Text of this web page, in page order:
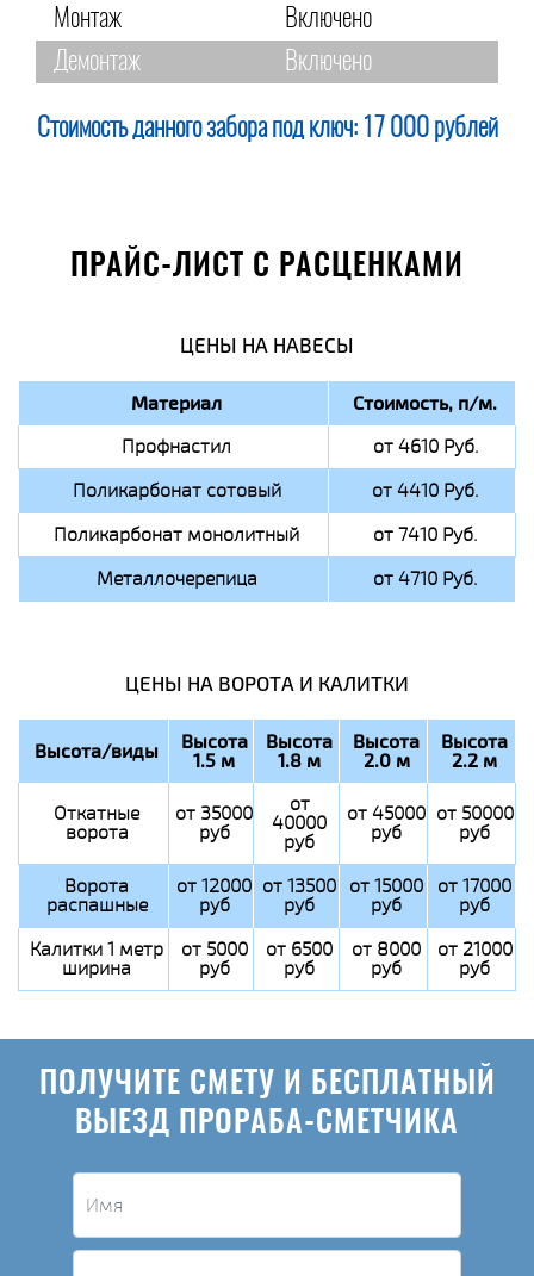
Монтаж
Включено
Демонтаж
Включено
Стоимость данного забора под ключ: 17 000 рублей
ПРАЙС-ЛИСТ С РАСЦЕНКАМИ
ЦЕНЫ НА НАВЕСЫ
Материал Стоимость, п/м.
Профнастил
от 4610 Руб.
Поликарбонат сотовый
от 4410 Руб.
Поликарбонат монолитный
от 7410 Руб.
Металлочерепица
от 4710 Руб.
ЦЕНЫ НА ВОРОТА И КАЛИТКИ
Высота/виды Высота
1.5 м
Высота
1.8 м
Высота
2.0 м
Высота
2.2 м
Откатные
ворота
от 35000
руб
от
40000
руб
от 45000
руб
от 50000
руб
Ворота
распашные
от 12000
руб
от 13500
руб
от 15000
руб
от 17000
руб
Калитки 1 метр
ширина
от 5000
руб
от 6500
руб
от 8000
руб
от 21000
руб
ПОЛУЧИТЕ СМЕТУ И БЕСПЛАТНЫЙ
ВЫЕЗД ПРОРАБА-СМЕТЧИКА